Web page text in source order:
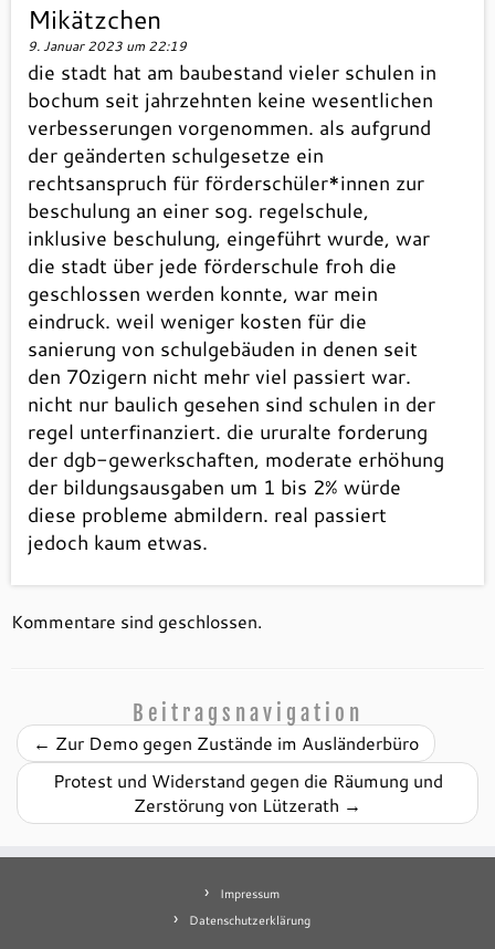
Mikätzchen
9. Januar 2023 um 22:19
die stadt hat am baubestand vieler schulen in
bochum seit jahrzehnten keine wesentlichen
verbesserungen vorgenommen. als aufgrund
der geänderten schulgesetze ein
rechtsanspruch für förderschüler*innen zur
beschulung an einer sog. regelschule,
inklusive beschulung, eingeführt wurde, war
die stadt über jede förderschule froh die
geschlossen werden konnte, war mein
eindruck. weil weniger kosten für die
sanierung von schulgebäuden in denen seit
den 70zigern nicht mehr viel passiert war.
nicht nur baulich gesehen sind schulen in der
regel unterfinanziert. die ururalte forderung
der dgb-gewerkschaften, moderate erhöhung
der bildungsausgaben um 1 bis 2% würde
diese probleme abmildern. real passiert
jedoch kaum etwas.
Kommentare sind geschlossen.
Beitragsnavigation
← Zur Demo gegen Zustände im Ausländerbüro
Protest und Widerstand gegen die Räumung und
Zerstörung von Lützerath →
Impressum
Datenschutzerklärung